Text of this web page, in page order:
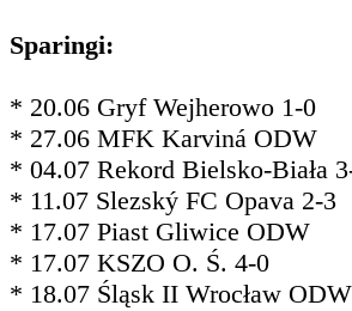
Sparingi:
* 20.06 Gryf Wejherowo 1-0
* 27.06 MFK Karviná ODW
* 04.07 Rekord Bielsko-Biała
* 11.07 Slezský FC Opava 2-3
* 17.07 Piast Gliwice ODW
* 17.07 KSZO O. Ś. 4-0
* 18.07 Śląsk II Wrocław ODW